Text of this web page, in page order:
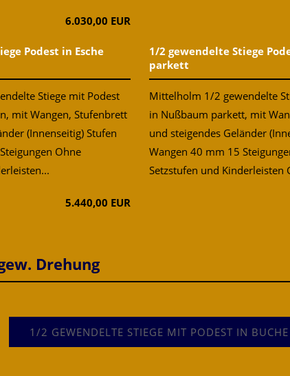
6.030,00 EUR
Podest in Esche
Stiege mit Podest
mit Wangen, Stufenbrett
(Innenseitig) Stufen
Ohne
5.440,00 EUR
1/2 gewendelte Stiege
parkett
Mittelholm 1/2 gewendelte
in Nußbaum parkett, mit
und steigendes Geländer
Wangen 40 mm 15
Setzstufen und Kinderleisten
Drehung
1/2 GEWENDELTE STIEGE MIT PODEST IN BUCHE